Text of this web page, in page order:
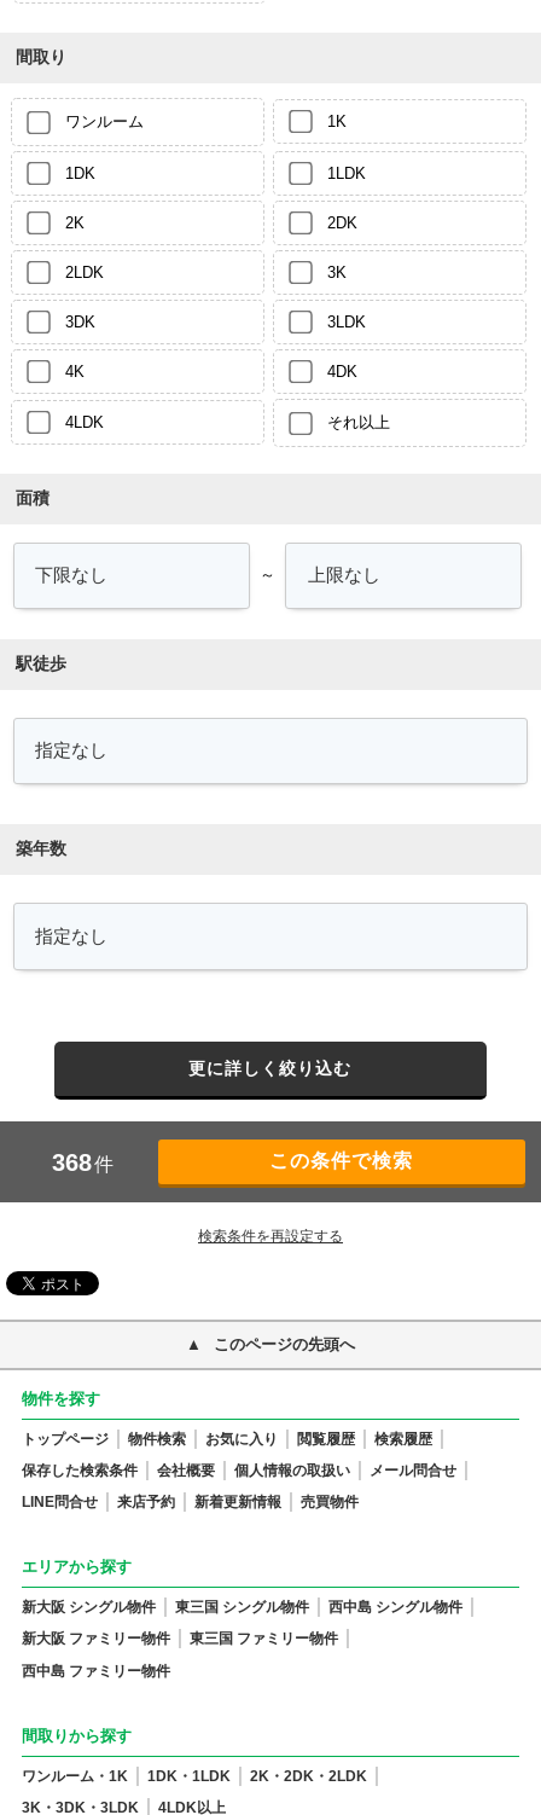
間取り
ワンルーム 1K
1DK 1LDK
2K 2DK
2LDK 3K
3DK 3LDK
4K 4DK
4LDK それ以上
面積
～
駅徒歩
築年数
更に詳しく絞り込む
368件
検索条件を再設定する
このページの先頭へ
物件を探す
トップページ 物件検索 お気に入り 閲覧履歴
検索履歴
保存した検索条件
会社概要 個人情報の取扱い
メール問合せ
LINE問合せ
来店予約 新着更新情報 売買物件
エリアから探す
新大阪 シングル物件 東三国 シングル物件
西中島 シングル物件
新大阪 ファミリー物件
東三国 ファミリー物件
西中島 ファミリー物件
間取りから探す
ワンルーム・1K 1DK・1LDK
2K・2DK・2LDK
3K・3DK・3LDK
4LDK以上